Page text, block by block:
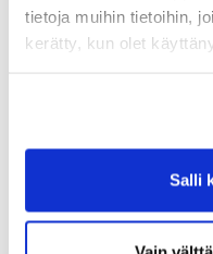
tietoja muihin tietoihin,
kerätty, kun olet
Salli
10.08.
Green Card kurssi Ke